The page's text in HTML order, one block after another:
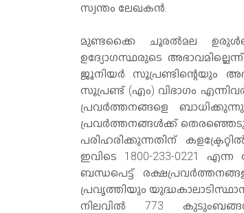
സ്വന്തം ലേഖകൻ.
മുണ്ടക്കൈ ചൂരല്‍മല
ഉദ്യോഗസ്ഥരുടെ
ജൂനിയര്‍ സൂപ്രണ്ടിന്റെയും
സൂപ്രണ്ട് (എം) വിഭാഗം
പ്രവര്‍ത്തനങ്ങളെ
പ്രവര്‍ത്തനങ്ങള്‍ക്ക്
പരിഹരിക്കുന്നതിന്
ഇവിടെ 1800-233-0221
ബന്ധപെട്ട്
പ്രവൃത്തിയും
നിലവില്‍ 773